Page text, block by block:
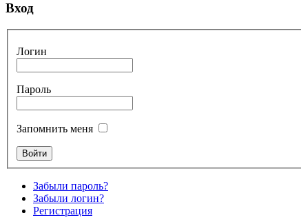
Tunable Tonbak with
Snake Didgeridoo
designed
Вход
Логин
Пароль
Запомнить меня
Забыли пароль?
Забыли логин?
Регистрация